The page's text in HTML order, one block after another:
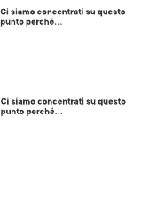
e gestire le tue
nell'esperienza.
Rossman e Duerden
delle